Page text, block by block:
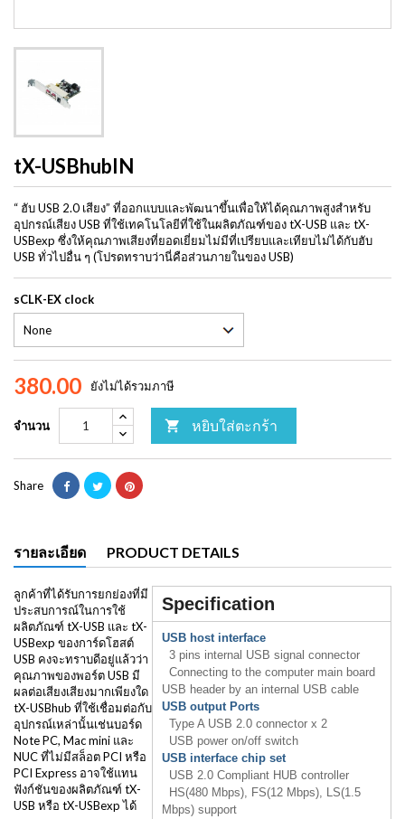
tX-USBhubIN
“ ฮับ USB 2.0 เสียง” ที่ออกแบบและพัฒนาขึ้นเพื่อให้ได้คุณภาพสูงสำหรับ
อุปกรณ์เสียง USB ที่ใช้เทคโนโลยีที่ใช้ในผลิตภัณฑ์ของ tX-USB และ tX-
USBexp ซึ่งให้คุณภาพเสียงที่ยอดเยี่ยมไม่มีที่เปรียบและเทียบไม่ได้กับฮับ
USB ทั่วไปอื่น ๆ (โปรดทราบว่านี่คือส่วนภายในของ USB)
sCLK-EX clock
380.00 ยังไม่ได้รวมภาษี
จำนวน  หยิบใส่ตะกร้า
Share
รายละเอียด PRODUCT DETAILS
Specification
USB host interface
3 pins internal USB signal connector
Connecting to the computer main board
USB header by an internal USB cable
USB output Ports
Type A USB 2.0 connector x 2
USB power on/off switch
USB interface chip set
USB 2.0 Compliant HUB controller
HS(480 Mbps), FS(12 Mbps), LS(1.5
Mbps) support
ลูกค้าที่ได้รับการยกย่องที่มี
ประสบการณ์ในการใช้
ผลิตภัณฑ์ tX-USB และ tX-
USBexp ของการ์ดโฮสต์
USB คงจะทราบดีอยู่แล้วว่า
คุณภาพของพอร์ต USB มี
ผลต่อเสียงเสียงมากเพียงใด
tX-USBhub ที่ใช้เชื่อมต่อกับ
อุปกรณ์เหล่านั้นเช่นบอร์ด
Note PC, Mac mini และ
NUC ที่ไม่มีสล็อต PCI หรือ
PCI Express อาจใช้แทน
ฟังก์ชันของผลิตภัณฑ์ tX-
USB หรือ tX-USBexp ได้